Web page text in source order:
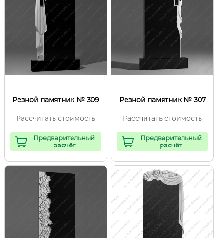
Резной памятник № 309
Рассчитать стоимость
Предварительный
расчёт
Резной памятник № 307
Рассчитать стоимость
Предварительный
расчёт